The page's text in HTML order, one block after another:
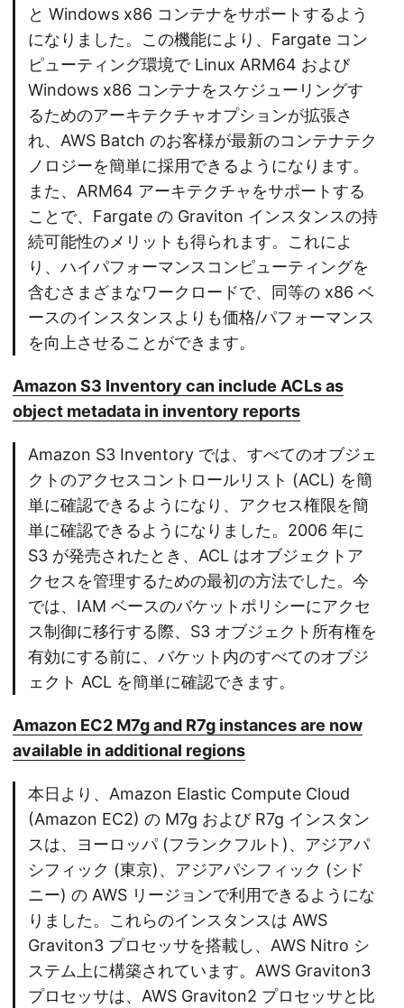
と Windows x86 コンテナをサポートするよう
になりました。この機能により、Fargate コン
ピューティング環境で Linux ARM64 および
Windows x86 コンテナをスケジューリングす
るためのアーキテクチャオプションが拡張さ
れ、AWS Batch のお客様が最新のコンテナテク
ノロジーを簡単に採用できるようになります。
また、ARM64 アーキテクチャをサポートする
ことで、Fargate の Graviton インスタンスの持
続可能性のメリットも得られます。これによ
り、ハイパフォーマンスコンピューティングを
含むさまざまなワークロードで、同等の x86 ベ
ースのインスタンスよりも価格/パフォーマンス
を向上させることができます。
Amazon S3 Inventory can include ACLs as
object metadata in inventory reports
Amazon S3 Inventory では、すべてのオブジェ
クトのアクセスコントロールリスト (ACL) を簡
単に確認できるようになり、アクセス権限を簡
単に確認できるようになりました。2006 年に
S3 が発売されたとき、ACL はオブジェクトア
クセスを管理するための最初の方法でした。今
では、IAM ベースのバケットポリシーにアクセ
ス制御に移行する際、S3 オブジェクト所有権を
有効にする前に、バケット内のすべてのオブジ
ェクト ACL を簡単に確認できます。
Amazon EC2 M7g and R7g instances are now
available in additional regions
本日より、Amazon Elastic Compute Cloud
(Amazon EC2) の M7g および R7g インスタン
スは、ヨーロッパ (フランクフルト)、アジアパ
シフィック (東京)、アジアパシフィック (シド
ニー) の AWS リージョンで利用できるようにな
りました。これらのインスタンスは AWS
Graviton3 プロセッサを搭載し、AWS Nitro シ
ステム上に構築されています。AWS Graviton3
プロセッサは、AWS Graviton2 プロセッサと比